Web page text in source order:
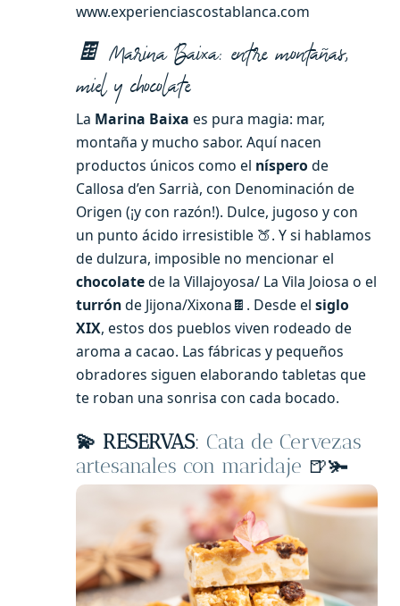
www.experienciascostablanca.com
🍫 Marina Baixa: entre montañas,
miel y chocolate
La Marina Baixa es pura magia: mar,
montaña y mucho sabor. Aquí nacen
productos únicos como el níspero de
Callosa d’en Sarrià, con Denominación de
Origen (¡y con razón!). Dulce, jugoso y con
un punto ácido irresistible 🍑. Y si hablamos
de dulzura, imposible no mencionar el
chocolatede la Villajoyosa/ La Vila Joiosa o el
turrónde Jijona/Xixona🍫. Desde el siglo
XIX, estos dos pueblos viven rodeado de
aroma a cacao. Las fábricas y pequeños
obradores siguen elaborando tabletas que
te roban una sonrisa con cada bocado.
💫 RESERVAS: Cata de Cervezas
artesanales con maridaje 🍺🫚